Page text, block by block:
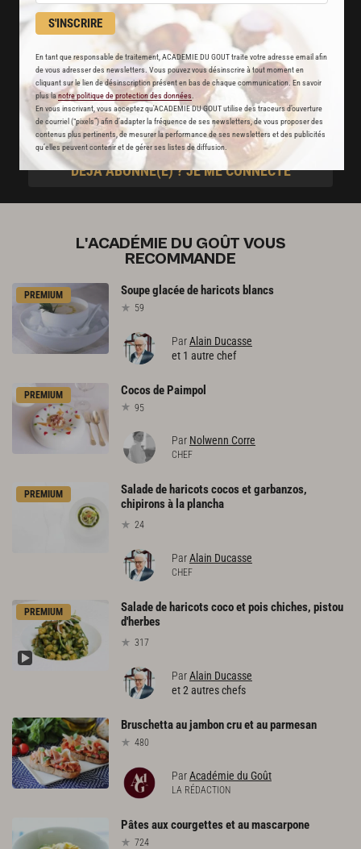
S'INSCRIRE
En tant que responsable de traitement, ACADEMIE DU GOUT traite votre adresse email afin
de vous adresser des newsletters. Vous pouvez vous désinscrire à tout moment en
cliquant sur le lien de désinscription présent en bas de chaque communication. En savoir
plus lanotre politique de protection des données
En vous inscrivant, vous acceptez qu'ACADEMIE DU GOUT utilise des traceurs d’ouverture
de courriel (“pixels”) afin d’adapter la fréquence de ses newsletters, de vous proposer des
contenus plus pertinents, de mesurer la performance de ses newsletters et des publicités
qu’elles peuvent contenir et de gérer ses listes de diffusion.
Des nouveautés
disponibles chaque semaine
Stop pub
un service garanti sans publicité
JE M'ABONNE
DÉJÀ ABONNÉ(E) ? JE ME CONNECTE
L'ACADÉMIE DU GOÛT VOUS
RECOMMANDE
PREMIUM Soupeglacéede haricots blancs
59
ParAlain Ducasse
et 1 autre chef
PREMIUM Cocosde Paimpol
95
Par Nolwenn Corre
CHEF
PREMIUM
Salade de haricots cocos et garbanzos,
chipirons à la plancha
24
ParAlain Ducasse
CHEF
PREMIUM
Salade de haricots coco et pois chiches, pistou
d'herbes
317
ParAlain Ducasse
et 2 autres chefs
Bruschettaaujamboncruetauparmesan
480
ParAcadémie du Goût
LA RÉDACTION
Pâtesauxcourgettesetaumascarpone
724